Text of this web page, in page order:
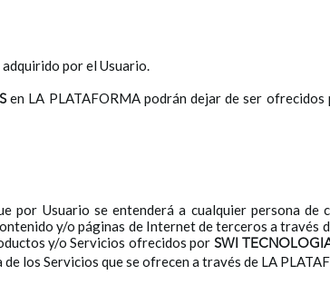
por el Usuario.
en LA PLATAFORMA podrán dejar de ser
por Usuario se entenderá a cualquier persona de
y/o páginas de Internet de terceros a través
y/o Servicios ofrecidos por SWI
los Servicios que se ofrecen a través de LA